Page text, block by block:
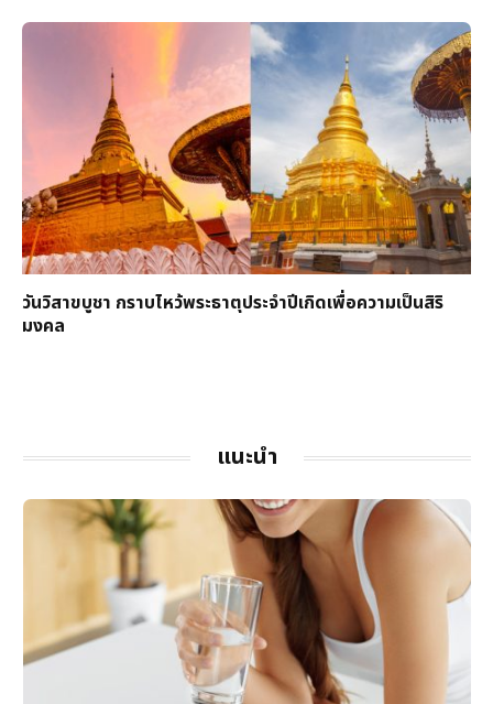
วันวิสาขบูชา กราบไหว้พระธาตุประจำปีเกิดเพื่อความเป็นสิริ
มงคล
แนะนำ